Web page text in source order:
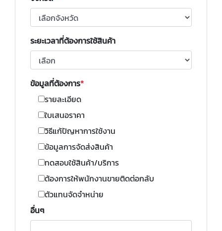
ระยะเวลาที่ต้องการใช้สินค้า
ข้อมูลที่ต้องการ
รายละเอียด
ใบเสนอราคา
วิธีแก้ปัญหาการใช้งาน
ข้อมูลการจัดส่งสินค้า
ทดสอบใช้สินค้า/บริการ
ต้องการให้พนักงานขายติดต่อกลับ
ตัวแทนจัดจำหน่าย
อื่นๆ